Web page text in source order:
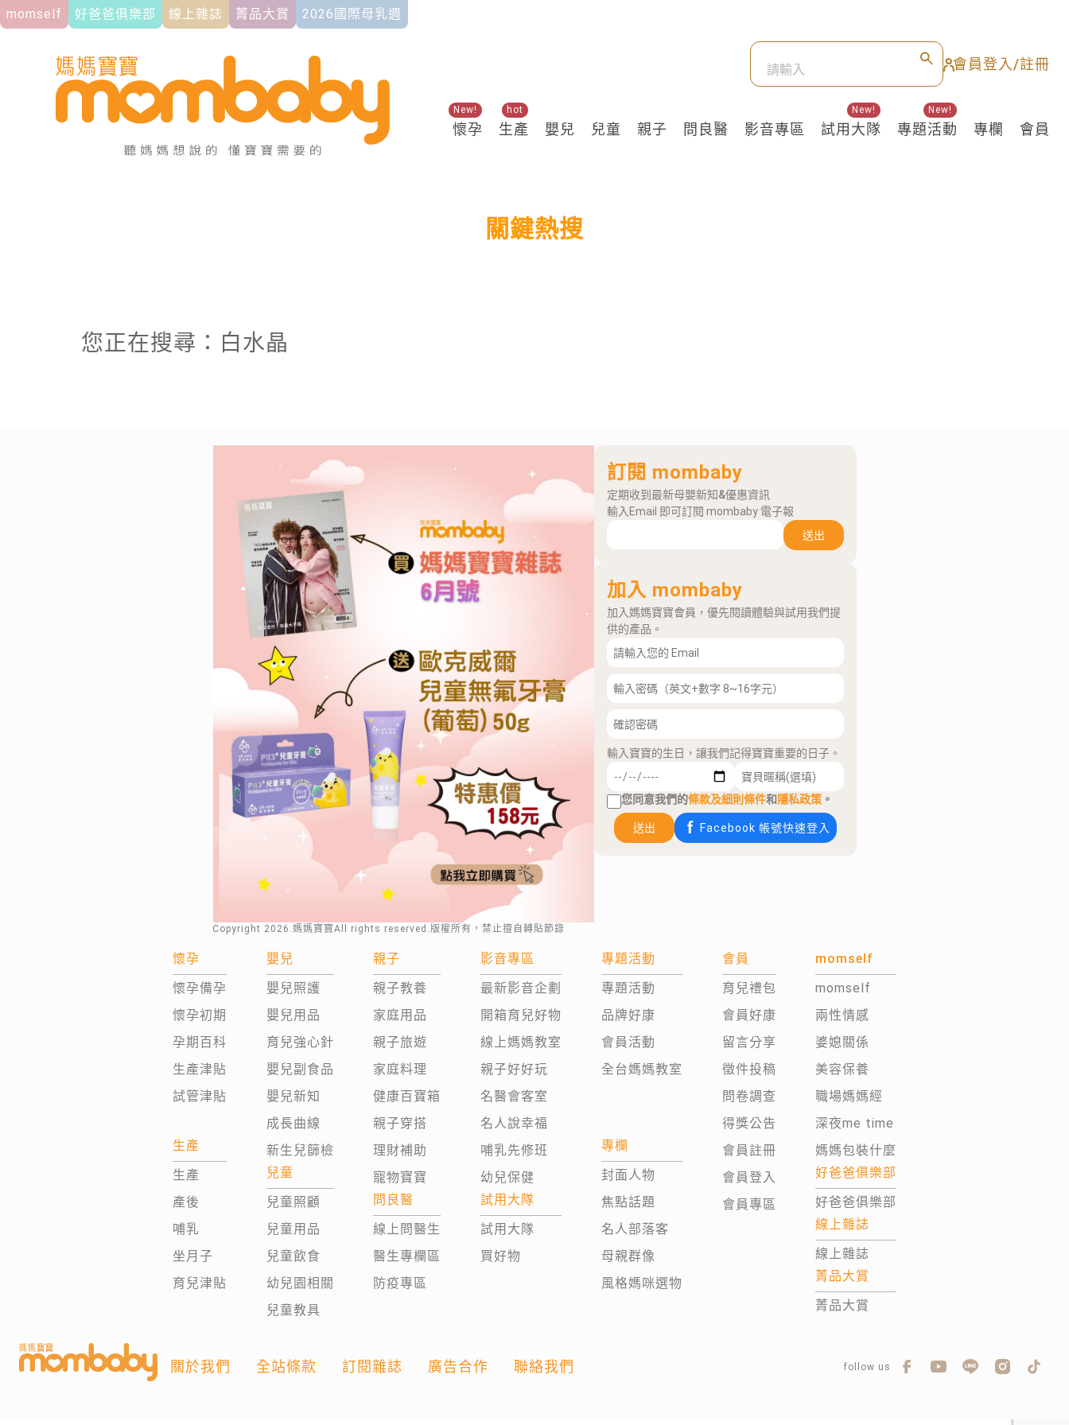
momself 好爸爸俱樂部 線上雜誌 菁品大賞 2026國際母乳週
會員登入/註冊
懷孕
New!
生產
hot
嬰兒 兒童 親子 問良醫 影音專區 試用大隊
New!
專題活動
New!
專欄 會員
關鍵熱搜
您正在搜尋：白水晶
Copyright 2026 .媽媽寶寶All rights reserved.版權所有，禁止擅自轉貼節錄
訂閱 mombaby
定期收到最新母嬰新知&優惠資訊
輸入Email 即可訂閱 mombaby 電子報
送出
加入 mombaby
加入媽媽寶寶會員，優先閱讀體驗與試用我們提
供的產品。
輸入寶寶的生日，讓我們記得寶寶重要的日子。
您同意我們的條款及細則條件和隱私政策 。
送出 Facebook 帳號快速登入
懷孕
懷孕備孕
懷孕初期
孕期百科
生產津貼
試管津貼
生產
生產
產後
哺乳
坐月子
育兒津貼
嬰兒
嬰兒照護
嬰兒用品
育兒強心針
嬰兒副食品
嬰兒新知
成長曲線
新生兒篩檢
兒童
兒童照顧
兒童用品
兒童飲食
幼兒園相關
兒童教具
親子
親子教養
家庭用品
親子旅遊
家庭料理
健康百寶箱
親子穿搭
理財補助
寵物寶寶
問良醫
線上問醫生
醫生專欄區
防疫專區
影音專區
最新影音企劃
開箱育兒好物
線上媽媽教室
親子好好玩
名醫會客室
名人說幸福
哺乳先修班
幼兒保健
試用大隊
試用大隊
買好物
專題活動
專題活動
品牌好康
會員活動
全台媽媽教室
專欄
封面人物
焦點話題
名人部落客
母親群像
風格媽咪選物
會員
育兒禮包
會員好康
留言分享
徵件投稿
問卷調查
得獎公告
會員註冊
會員登入
會員專區
momself
momself
兩性情感
婆媳關係
美容保養
職場媽媽經
深夜me time
媽媽包裝什麼
好爸爸俱樂部
好爸爸俱樂部
線上雜誌
線上雜誌
菁品大賞
菁品大賞
關於我們 全站條款 訂閱雜誌 廣告合作 聯絡我們 follow us